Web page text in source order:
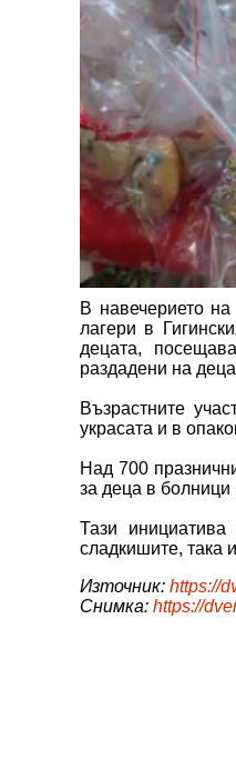
В навечерието
лагери в
децата,
раздадени на
Възрастните
украсата и в
Над 700
за деца в болници
Тази
сладкишите, така
Източник: https://
Снимка: https://